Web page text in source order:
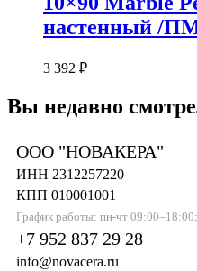
настенный /
3 392 ₽
Вы недавно
ООО "НОВАКЕРА"
ИНН 2312257220
КПП 010001001
График работы: пн-чт
+7 952 837 29 28
info@novacera.ru